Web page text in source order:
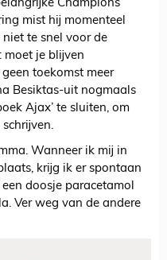
Champions
mist hij momenteel
te snel voor de
moet je blijven
toekomst meer
Besiktas-uit nogmaals
Ajax’ te sluiten, om
Wanneer ik mij in
krijg ik er spontaan
doosje paracetamol
Ver weg van de andere